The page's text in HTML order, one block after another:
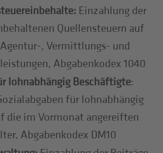
Einzahlung der
Quellensteuern auf
, Vermittlungs- und
Abgabenkodex 1040
lohnabhängig Beschäftigte:
für lohnabhängig
die im Vormonat angereiften
Abgabenkodex DM10